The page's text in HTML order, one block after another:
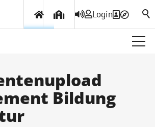
Login
Bildung